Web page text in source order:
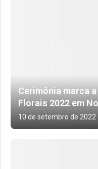
Cerimônia marca
Florais 2022 em
10 de setembro de 2022